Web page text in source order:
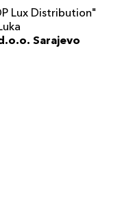
Lux Distribution"
Sarajevo